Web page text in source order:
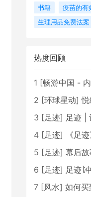
书籍
疫苗的有
生理用品免费法案
热度回顾
1 [畅游中国 -
2 [环球星动]
3 [足迹] 足迹 |
4 [足迹]
《足
5 [足迹] 幕后
6 [足迹] 足迹∣
7 [风水] 如何